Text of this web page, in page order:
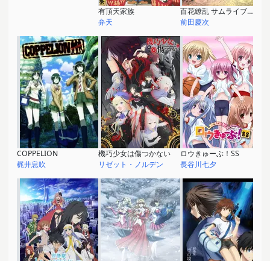
有頂天家族
弁天
百花繚乱 サムライブライド
前田慶次
COPPELION
梶井息吹
機巧少女は傷つかない
リゼット・ノルデン
ロウきゅーぶ！SS
長谷川七夕